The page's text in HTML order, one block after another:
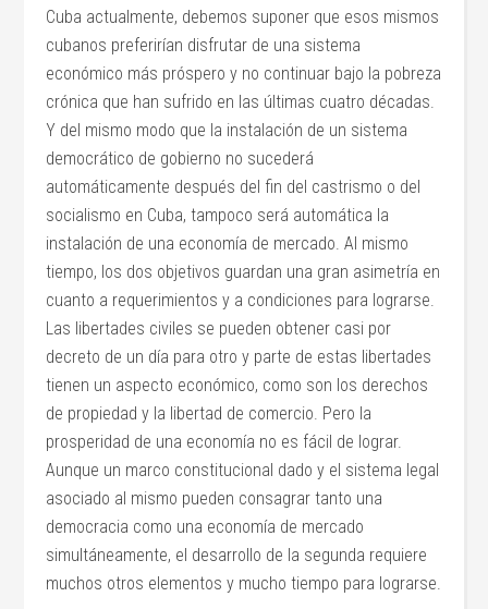
Cuba actualmente, debemos suponer que esos mismos
cubanos preferirían disfrutar de una sistema
económico más próspero y no continuar bajo la pobreza
crónica que han sufrido en las últimas cuatro décadas.
Y del mismo modo que la instalación de un sistema
democrático de gobierno no sucederá
automáticamente después del fin del castrismo o del
socialismo en Cuba, tampoco será automática la
instalación de una economía de mercado. Al mismo
tiempo, los dos objetivos guardan una gran asimetría en
cuanto a requerimientos y a condiciones para lograrse.
Las libertades civiles se pueden obtener casi por
decreto de un día para otro y parte de estas libertades
tienen un aspecto económico, como son los derechos
de propiedad y la libertad de comercio. Pero la
prosperidad de una economía no es fácil de lograr.
Aunque un marco constitucional dado y el sistema legal
asociado al mismo pueden consagrar tanto una
democracia como una economía de mercado
simultáneamente, el desarrollo de la segunda requiere
muchos otros elementos y mucho tiempo para lograrse.